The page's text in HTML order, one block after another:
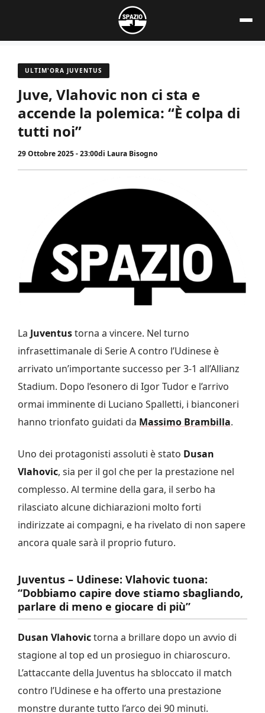
contenuto
ULTIM'ORA JUVENTUS
Juve, Vlahovic non ci sta e
accende la polemica: “È colpa di
tutti noi”
29 Ottobre 2025 - 23:00di Laura Bisogno
La Juventustorna a vincere. Nel turno
infrasettimanale di Serie A contro l’Udinese è
arrivato un’importante successo per 3-1 all’Allianz
Stadium. Dopo l’esonero di Igor Tudor e l’arrivo
ormai imminente di Luciano Spalletti, i bianconeri
hanno trionfato guidati da Massimo Brambilla.
Uno dei protagonisti assoluti è stato Dusan
Vlahovic, sia per il gol che per la prestazione nel
complesso. Al termine della gara, il serbo ha
rilasciato alcune dichiarazioni molto forti
indirizzate ai compagni, e ha rivelato di non sapere
ancora quale sarà il proprio futuro.
Juventus – Udinese: Vlahovic tuona:
“Dobbiamo capire dove stiamo sbagliando,
parlare di meno e giocare di più”
Dusan Vlahovictorna a brillare dopo un avvio di
stagione al top ed un prosieguo in chiaroscuro.
L’attaccante della Juventus ha sbloccato il match
contro l’Udinese e ha offerto una prestazione
monstre durante tutto l’arco dei 90 minuti.